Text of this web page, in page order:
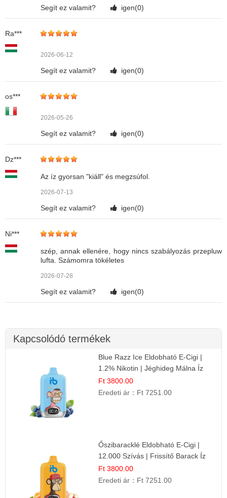
Segít ez valamit? igen(0)
Ra***
2026-06-12
Segít ez valamit? igen(0)
os***
2026-05-26
Segít ez valamit? igen(0)
Dz***
Az íz gyorsan "kiáll" és megzsúfol.
2026-07-13
Segít ez valamit? igen(0)
Ni***
szép, annak ellenére, hogy nincs szabályozás przepluw
lufta. Számomra tökéletes
2026-07-28
Segít ez valamit? igen(0)
Kapcsolódó termékek
Blue Razz Ice Eldobható E-Cigi |
1.2% Nikotin | Jéghideg Málna Íz
Ft 3800.00
Eredeti ár： Ft 7251.00
Őszibaracklé Eldobható E-Cigi |
12.000 Szívás | Frissítő Barack Íz
Ft 3800.00
Eredeti ár： Ft 7251.00